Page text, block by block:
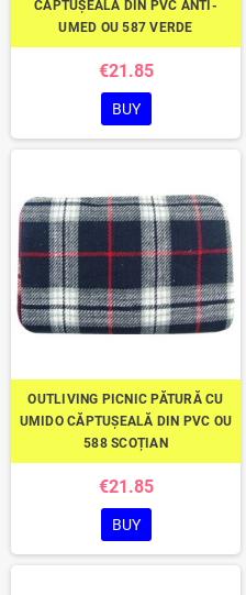
CĂPTUȘEALĂ DIN PVC ANTI-
UMED OU 587 VERDE
€21.85
BUY
OUTLIVING PICNIC PĂTURĂ CU
UMIDO CĂPTUȘEALĂ DIN PVC OU
588 SCOȚIAN
€21.85
BUY